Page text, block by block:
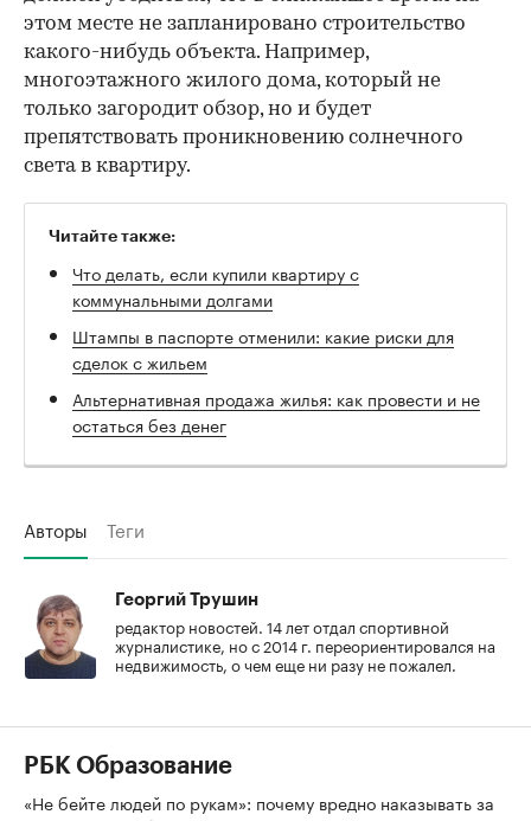
этом месте не запланировано строительство
какого-нибудь объекта. Например,
многоэтажного жилого дома, который не
только загородит обзор, но и будет
препятствовать проникновению солнечного
света в квартиру.
Читайте также:
Что делать, если купили квартиру с
коммунальными долгами
Штампы в паспорте отменили: какие риски для
сделок с жильем
Альтернативная продажа жилья: как провести и не
остаться без денег
Авторы Теги
Георгий Трушин
редактор новостей. 14 лет отдал спортивной
журналистике, но с 2014 г. переориентировался на
недвижимость, о чем еще ни разу не пожалел.
РБК Образование
«Не бейте людей по рукам»: почему вредно наказывать за